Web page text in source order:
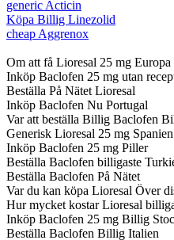
generic Acticin
Köpa Billig Linezolid
cheap Aggrenox
Om att få Lioresal 25 mg Europa
Inköp Baclofen 25 mg utan
Beställa På Nätet Lioresal
Inköp Baclofen Nu Portugal
Var att beställa Billig Baclofen
Generisk Lioresal 25 mg Spanien
Inköp Baclofen 25 mg Piller
Beställa Baclofen billigaste
Beställa Baclofen På Nätet
Var du kan köpa Lioresal Över
Hur mycket kostar Lioresal
Inköp Baclofen 25 mg Billig
Beställa Baclofen Billig Italien